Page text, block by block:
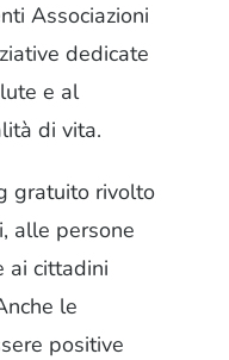
Associazioni
dedicate
e al
di vita.
gratuito rivolto
alle persone
ai cittadini
le
positive